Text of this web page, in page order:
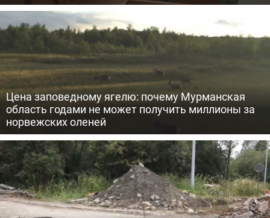
Цена заповедному ягелю: почему Мурманская
область годами не может получить миллионы за
норвежских оленей